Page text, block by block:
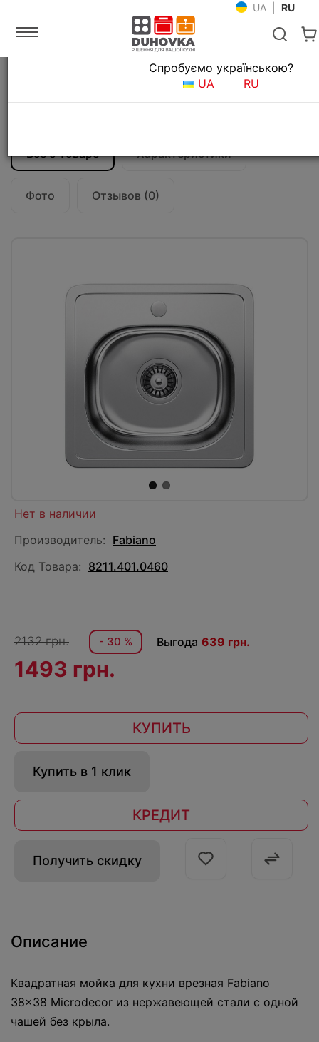
UA RU
Мойки и смесители Кухонные мойки
Кухонная мойка Fabiano 38x38
Все о товаре Характеристики
Фото Отзывов (0)
Язык магазина
Спробуємо українською?
UA
RU
Нет в наличии
Производитель: Fabiano
Код Товара: 8211.401.0460
2132 грн. - 30 % Выгода 639 грн.
1493 грн.
КУПИТЬ
Купить в 1 клик
КРЕДИТ
Получить скидку
Описание
Квадратная мойка для кухни врезная Fabiano
38x38 Microdecor из нержавеющей стали с одной
чашей без крыла.